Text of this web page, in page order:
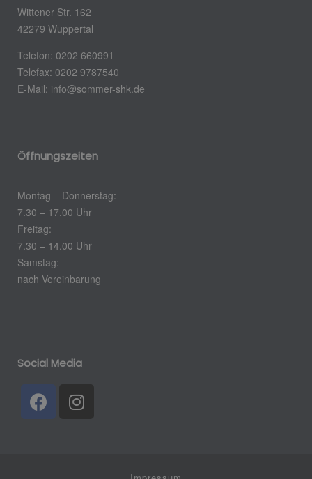
Wittener Str. 162
42279 Wuppertal
Telefon: 0202 660991
Telefax: 0202 9787540
E-Mail: info@sommer-shk.de
Öffnungszeiten
Montag – Donnerstag:
7.30 – 17.00 Uhr
Freitag:
7.30 – 14.00 Uhr
Samstag:
nach Vereinbarung
Social Media